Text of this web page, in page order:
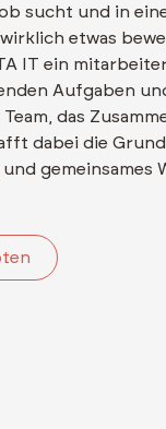
sucht und in
etwas
IT ein
Aufgaben
das
dabei die
gemeinsames